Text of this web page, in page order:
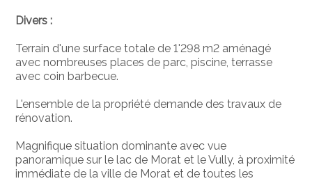
Divers :
Terrain d'une surface totale de 1'298 m2 aménagé
avec nombreuses places de parc, piscine, terrasse
avec coin barbecue.
L'ensemble de la propriété demande des travaux de
rénovation.
Magnifique situation dominante avec vue
panoramique sur le lac de Morat et le Vully, à proximité
immédiate de la ville de Morat et de toutes les